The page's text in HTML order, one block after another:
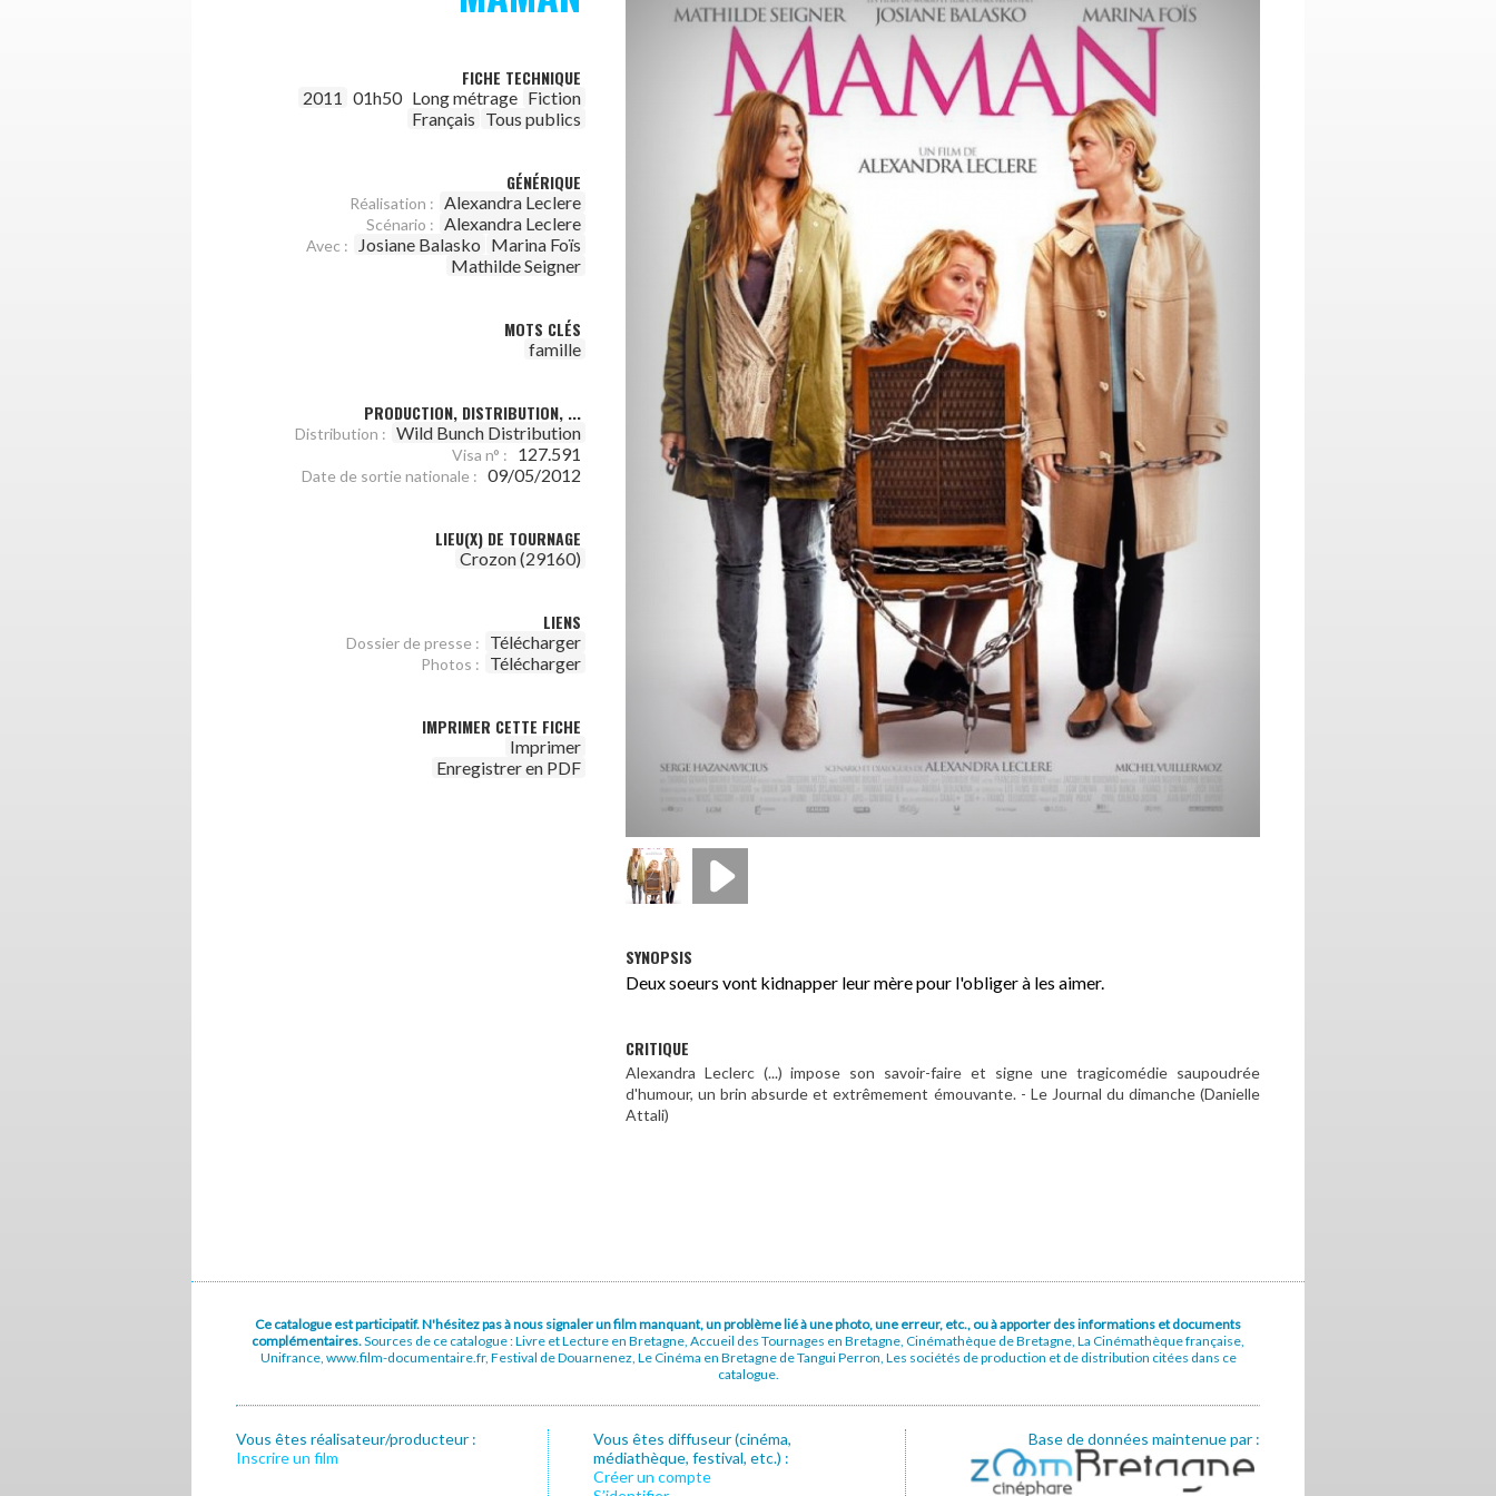
FICHE TECHNIQUE
2011 01h50 Long métrage Fiction
Français Tous publics
GÉNÉRIQUE
Réalisation : Alexandra Leclere
Scénario : Alexandra Leclere
Avec : Josiane Balasko Marina Foïs
Mathilde Seigner
MOTS CLÉS
famille
PRODUCTION, DISTRIBUTION, ...
Distribution : Wild Bunch Distribution
Visa n° : 127.591
Date de sortie nationale : 09/05/2012
LIEU(X) DE TOURNAGE
Crozon (29160)
LIENS
Dossier de presse : Télécharger
Photos : Télécharger
IMPRIMER CETTE FICHE
Imprimer
Enregistrer en PDF
SYNOPSIS
Deux soeurs vont kidnapper leur mère pour l'obliger à les aimer.
CRITIQUE
Alexandra Leclerc (...) impose son savoir-faire et signe une tragicomédie saupoudrée
d'humour, un brin absurde et extrêmement émouvante. - Le Journal du dimanche (Danielle
Attali)
Ce catalogue est participatif. N'hésitez pas à nous signaler un film manquant, un problème lié à une photo, une erreur, etc., ou à apporter des informations et documents
complémentaires.Sources de ce catalogue : Livre et Lecture en Bretagne, Accueil des Tournages en Bretagne, Cinémathèque de Bretagne, La Cinémathèque française,
Unifrance, www.film-documentaire.fr, Festival de Douarnenez, Le Cinéma en Bretagne de Tangui Perron, Les sociétés de production et de distribution citées dans ce
catalogue.
Vous êtes réalisateur/producteur :
Inscrire un film
Vous êtes diffuseur (cinéma,
médiathèque, festival, etc.) :
Créer un compte
Base de données maintenue par :